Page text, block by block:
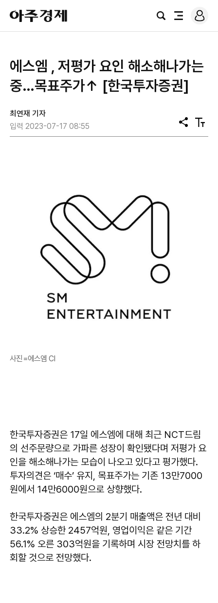
아
주
경
검
전
로
그
에스엠 , 저평가 요인 해소해나가는
중…목표주가↑ [한국투자증권]
최연재 기자
입력 2023-07-17 08:55
공
유
텍
스
사진=에스엠 CI
한국투자증권은 17일 에스엠에 대해 최근 NCT드림
의 선주문량으로 가파른 성장이 확인됐다며 저평가 요
인을 해소해나가는 모습이 나오고 있다고 평가했다.
투자의견은 ‘매수’ 유지, 목표주가는 기존 13만7000
원에서 14만6000원으로 상향했다.
한국투자증권은 에스엠의 2분기 매출액은 전년 대비
33.2% 상승한 2457억원, 영업이익은 같은 기간
56.1% 오른 303억원을 기록하며 시장 전망치를 하
회할 것으로 전망했다.